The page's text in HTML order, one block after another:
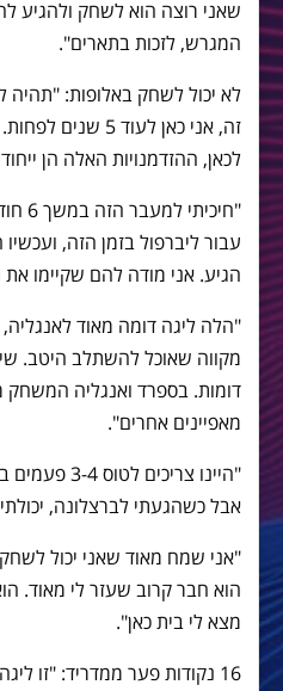
שאני רוצה הוא לשחק ולהגיע
המגרש, לזכות בתארים".
לא יכול לשחק באלופות:
זה, אני כאן לעוד
לכאן, ההזדמנויות האלה הן
עבור ליברפול בזמן הזה, ועכשיו
הגיע. אני מודה להם שקיימו
"הלה ליגה דומה מאוד
דומות. בספרד ואנגליה המשחק
מאפיינים אחרים".
"היינו
אבל כשהגעתי לברצלונה,
"אני שמח מאוד שאני יכול
הוא חבר קרוב שעזר לי מאוד.
מצא לי בית כאן".
16 נקודות פער ממדריד: "זו